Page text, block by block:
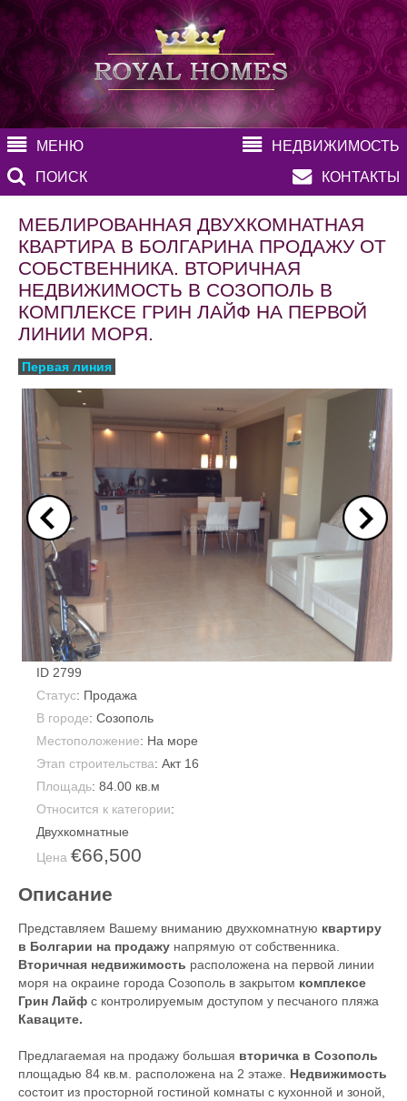
МЕНЮ
НЕДВИЖИМОСТЬ
ПОИСК
КОНТАКТЫ
МЕБЛИРОВАННАЯ ДВУХКОМНАТНАЯ
КВАРТИРА В БОЛГАРИНА ПРОДАЖУ ОТ
СОБСТВЕННИКА. ВТОРИЧНАЯ
НЕДВИЖИМОСТЬ В СОЗОПОЛЬ В
КОМПЛЕКСЕ ГРИН ЛАЙФ НА ПЕРВОЙ
ЛИНИИ МОРЯ.
Первая линия
ID 2799
Статус: Продажа
В городе: Созополь
Местоположение: На море
Этап строительства: Акт 16
Площадь: 84.00 кв.м
Относится к категории:
Двухкомнатные
Цена €66,500
Описание
Представляем Вашему вниманию двухкомнатную квартиру
в Болгарии на продажу напрямую от собственника.
Вторичная недвижимость расположена на первой линии
моря на окраине города Созополь в закрытом комплексе
Грин Лайф с контролируемым доступом у песчаного пляжа
Каваците.
Предлагаемая на продажу большая вторичка в Созополь
площадью 84 кв.м. расположена на 2 этаже. Недвижимость
состоит из просторной гостиной комнаты с кухонной и зоной,